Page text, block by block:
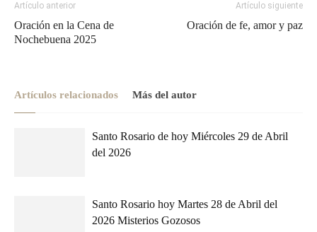
Artículo anterior
Oración en la Cena de
Nochebuena 2025
Artículo siguiente
Oración de fe, amor y paz
Artículos relacionados Más del autor
Santo Rosario de hoy Miércoles 29 de Abril
del 2026
Santo Rosario hoy Martes 28 de Abril del
2026 Misterios Gozosos